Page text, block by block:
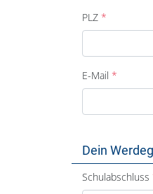
PLZ
E-Mail
Dein
Schulabschluss